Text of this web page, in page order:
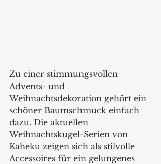
Zu einer stimmungsvollen
Advents- und
Weihnachtsdekoration gehört ein
schöner Baumschmuck einfach
dazu. Die aktuellen
Weihnachtskugel-Serien von
Kaheku zeigen sich als stilvolle
Accessoires für ein gelungenes